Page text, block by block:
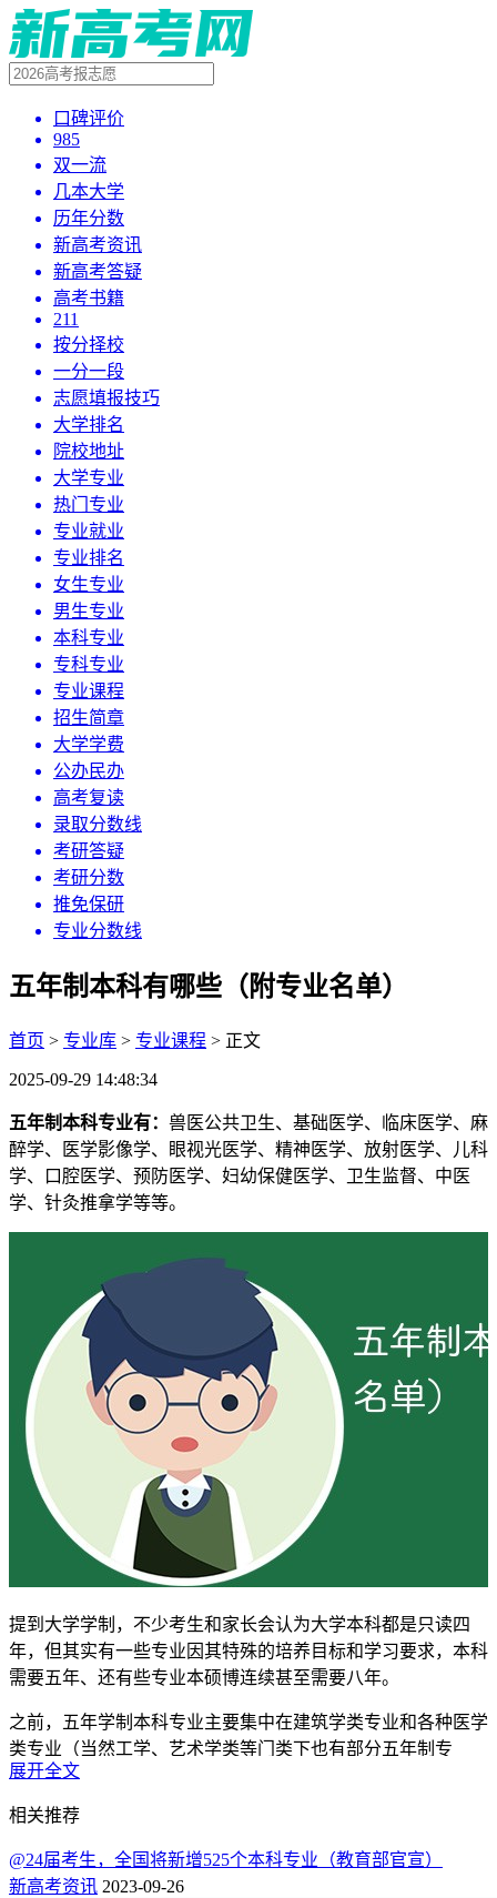
口碑评价
985
双一流
几本大学
历年分数
新高考资讯
新高考答疑
高考书籍
211
按分择校
一分一段
志愿填报技巧
大学排名
院校地址
大学专业
热门专业
专业就业
专业排名
女生专业
男生专业
本科专业
专科专业
专业课程
招生简章
大学学费
公办民办
高考复读
录取分数线
考研答疑
考研分数
推免保研
专业分数线
五年制本科有哪些（附专业名单）
首页 > 专业库 > 专业课程 > 正文
2025-09-29 14:48:34
五年制本科专业有： 兽医公共卫生、基础医学、临床医学、麻
醉学、医学影像学、眼视光医学、精神医学、放射医学、儿科
学、口腔医学、预防医学、妇幼保健医学、卫生监督、中医
学、针灸推拿学等等。
提到大学学制，不少考生和家长会认为大学本科都是只读四
年，但其实有一些专业因其特殊的培养目标和学习要求，本科
需要五年、还有些专业本硕博连续甚至需要八年。
之前，五年学制本科专业主要集中在建筑学类专业和各种医学
类专业（当然工学、艺术学类等门类下也有部分五年制专
业）。但近期，多所高校发布了关于2024年度本科专业设置调
整的公示，拟将建筑类本科专业的学制缩短至4年。那么现在
还有哪些本科专业是五年制的？下面就带大家一起看看！
五年制本科专业有哪些？（最新名单）
展开全文
相关推荐
@24届考生，全国将新增525个本科专业（教育部官宣）
新高考资讯 2023-09-26